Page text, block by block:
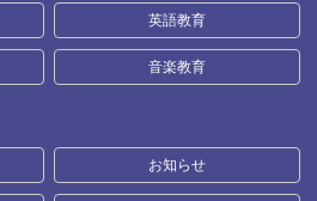
英語教育
音楽教育
お知らせ